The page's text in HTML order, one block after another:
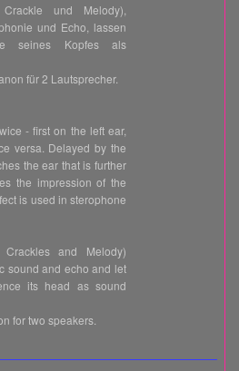
und Melody),
und Echo, lassen
seines Kopfes als
für 2 Lautsprecher.
- first on the left ear,
versa. Delayed by the
the ear that is further
the impression of the
is used in sterophone
and Melody)
sound and echo and let
its head as sound
for two speakers.